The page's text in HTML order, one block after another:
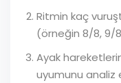
Ritmin kaç
(örneğin 8/8, 9/
Ayak
uyumunu analiz